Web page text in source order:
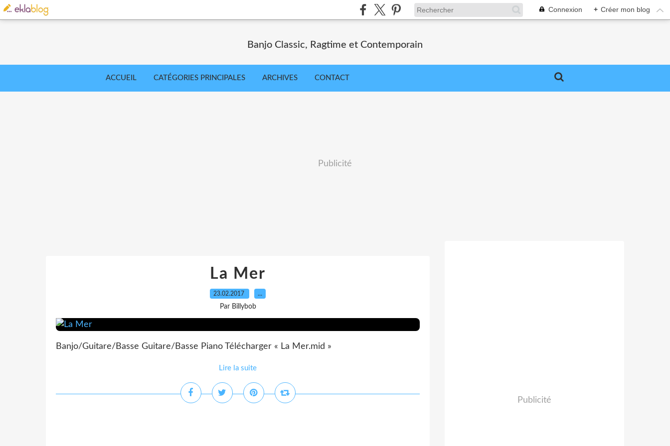
Connexion + Créer mon blog
Banjo Classic, Ragtime et Contemporain
ACCUEIL CATÉGORIES PRINCIPALES ARCHIVES CONTACT
Publicité
La Mer
23.02.2017 …
Par Billybob
Banjo/Guitare/Basse Guitare/Basse Piano Télécharger « La Mer.mid »
Lire la suite
Publicité